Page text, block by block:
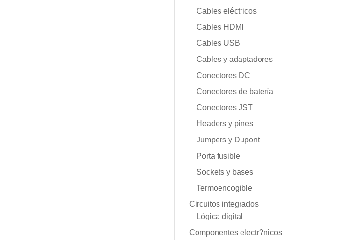
Cables eléctricos
Cables HDMI
Cables USB
Cables y adaptadores
Conectores DC
Conectores de batería
Conectores JST
Headers y pines
Jumpers y Dupont
Porta fusible
Sockets y bases
Termoencogible
Circuitos integrados
Lógica digital
Componentes electr?nicos